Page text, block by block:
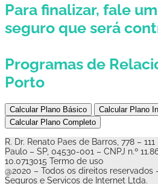
Para finalizar, fale
seguro que será
Programas de
Porto
Calcular Plano Básico
Calcular Plano
Calcular Plano Completo
R. Dr. Renato Paes de Barros, 778 –
Paulo – SP, 04530-001 – CNPJ n.º
10.0713015 Termo de uso
@2020 – Todos os direitos reservados
Seguros e Servicos de Internet Ltda.